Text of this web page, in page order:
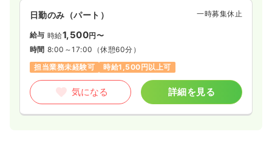
日勤のみ（パート） 一時募集休止
給与 時給1,500円〜
時間 8:00～17:00 （休憩60分）
担当業務未経験可
時給1,500円以上可
気になる 詳細を見る